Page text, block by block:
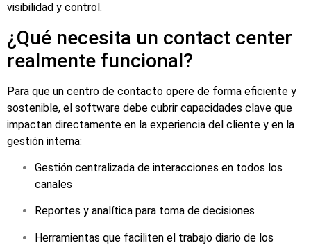
visibilidad y control.
¿Qué necesita un contact center
realmente funcional?
Para que un centro de contacto opere de forma eficiente y
sostenible, el software debe cubrir capacidades clave que
impactan directamente en la experiencia del cliente y en la
gestión interna:
Gestión centralizada de interacciones en todos los
canales
Reportes y analítica para toma de decisiones
Herramientas que faciliten el trabajo diario de los